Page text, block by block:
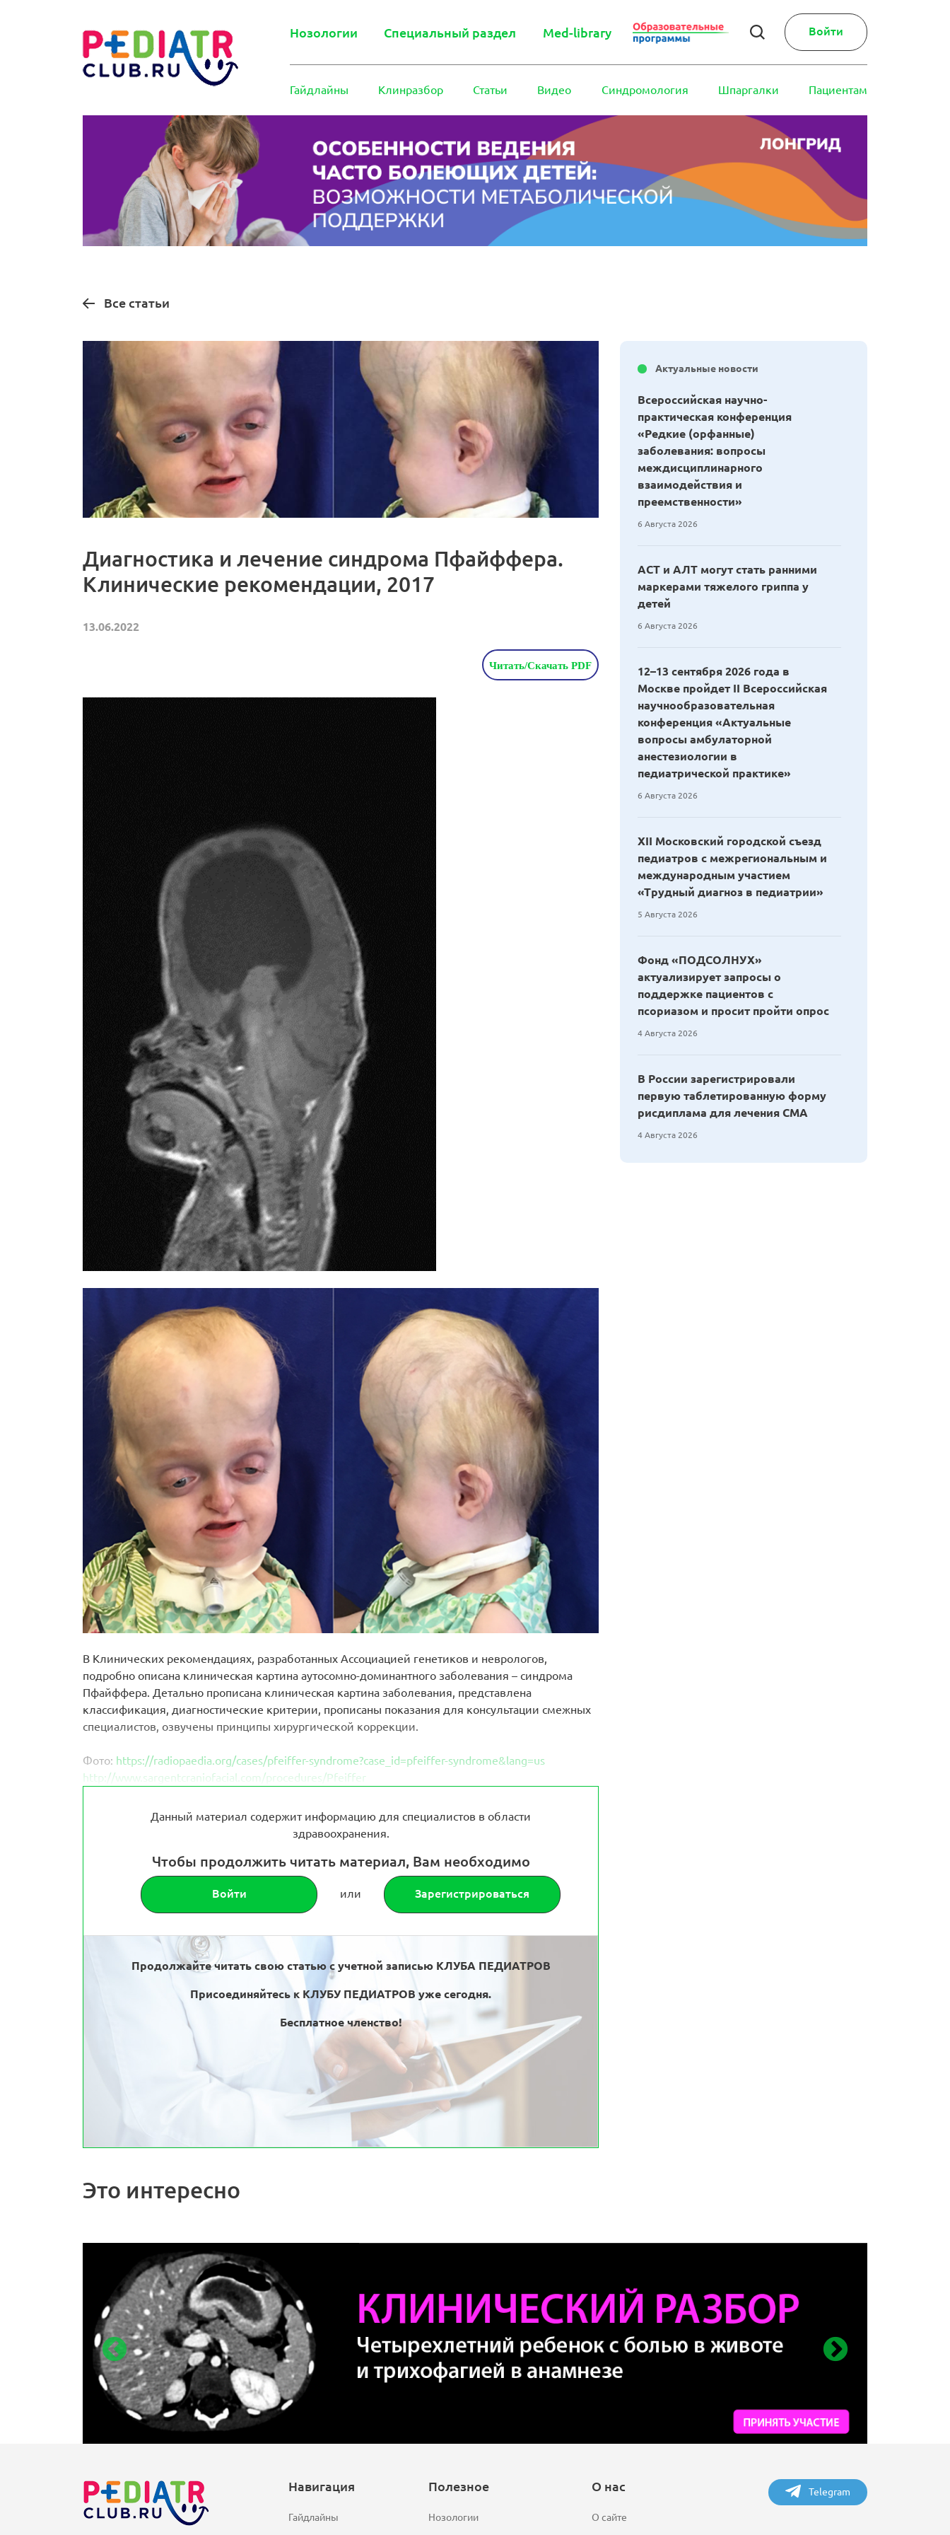
Нозологии Специальный раздел Med-library Войти
Гайдлайны Клинразбор Статьи Видео Синдромология Шпаргалки Пациентам
Все статьи
Диагностика и лечение синдрома Пфайффера.
Клинические рекомендации, 2017
13.06.2022
Читать/Скачать PDF
В Клинических рекомендациях, разработанных Ассоциацией генетиков и неврологов,
подробно описана клиническая картина аутосомно-доминантного заболевания – синдрома
Пфайффера. Детально прописана клиническая картина заболевания, представлена
классификация, диагностические критерии, прописаны показания для консультации смежных
специалистов, озвучены принципы хирургической коррекции.
Фото: https://radiopaedia.org/cases/pfeiffer-syndrome?case_id=pfeiffer-syndrome&lang=us
http://www.sargentcraniofacial.com/procedures/Pfeiffer
Данный материал содержит информацию для специалистов в области
здравоохранения.
Чтобы продолжить читать материал, Вам необходимо
Войти или Зарегистрироваться
Продолжайте читать свою статью с учетной записью КЛУБА ПЕДИАТРОВ
Присоединяйтесь к КЛУБУ ПЕДИАТРОВ уже сегодня.
Бесплатное членство!
Актуальные новости
Всероссийская научно-
практическая конференция
«Редкие (орфанные)
заболевания: вопросы
междисциплинарного
взаимодействия и
преемственности»
6 Августа 2026
АСТ и АЛТ могут стать ранними
маркерами тяжелого гриппа у
детей
6 Августа 2026
12–13 сентября 2026 года в
Москве пройдет II Всероссийская
научнообразовательная
конференция «Актуальные
вопросы амбулаторной
анестезиологии в
педиатрической практике»
6 Августа 2026
XII Московский городской съезд
педиатров с межрегиональным и
международным участием
«Трудный диагноз в педиатрии»
5 Августа 2026
Фонд «ПОДСОЛНУХ»
актуализирует запросы о
поддержке пациентов с
псориазом и просит пройти опрос
4 Августа 2026
В России зарегистрировали
первую таблетированную форму
рисдиплама для лечения СМА
4 Августа 2026
Это интересно
Навигация
Гайдлайны
Полезное
Нозологии
О нас
О сайте
Telegram